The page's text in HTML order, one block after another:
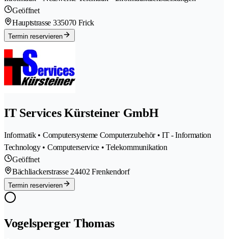
Geöffnet
Hauptstrasse 335070 Frick
Termin reservieren
IT Services Kürsteiner GmbH
Informatik • Computersysteme Computerzubehör • IT - Information
Technology • Computerservice • Telekommunikation
Geöffnet
Bächliackerstrasse 24402 Frenkendorf
Termin reservieren
Vogelsperger Thomas